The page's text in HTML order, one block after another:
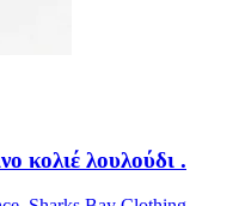
κολιέ λουλούδι .